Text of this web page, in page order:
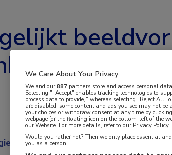
zijn verschillende beeldvormende
We Care About Your Privacy
We and our887 partners store and access personal
Selecting "I Accept" enables tracking technologies to
process data to provide," whereas selecting "Reject
are disabled, some content and ads you see may not
your choices or withdraw consent at any time by
webpage [or the floating icon on the bottom-left of the
our Website. For more details, refer to our Privacy Policy.
Would you rather not? Then we only place essential
you as a person